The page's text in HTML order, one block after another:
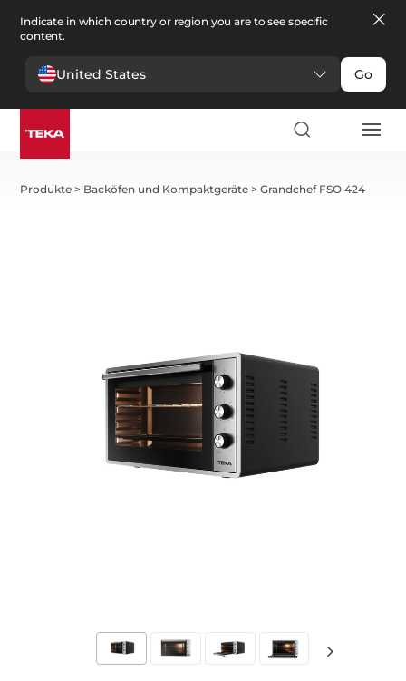
Indicate in which country or region you are to see specific
content.
United States Go
Produkte > Backöfen und Kompaktgeräte >Grandchef FSO 424